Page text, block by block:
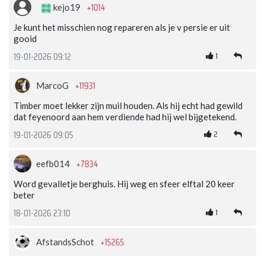
kejo19 +1014
Je kunt het misschien nog repareren als je v persie er uit
gooid
19-01-2026 09:12 1
MarcoG +11931
Timber moet lekker zijn muil houden. Als hij echt had gewild
dat feyenoord aan hem verdiende had hij wel bijgetekend.
19-01-2026 09:05 2
eefb014 +7834
Word gevalletje berghuis. Hij weg en sfeer elftal 20 keer
beter
18-01-2026 23:10 1
AfstandsSchot +15265